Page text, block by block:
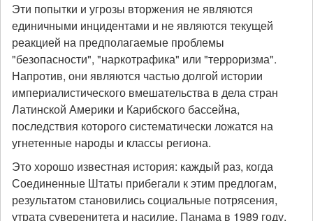
Эти попытки и угрозы вторжения не являются
единичными инцидентами и не являются текущей
реакцией на предполагаемые проблемы
"безопасности", "наркотрафика" или "терроризма".
Напротив, они являются частью долгой истории
империалистического вмешательства в дела стран
Латинской Америки и Карибского бассейна,
последствия которого систематически ложатся на
угнетенные народы и классы региона.
Это хорошо известная история: каждый раз, когда
Соединенные Штаты прибегали к этим предлогам,
результатом становились социальные потрясения,
утрата суверенитета и насилие. Панама в 1989 году,